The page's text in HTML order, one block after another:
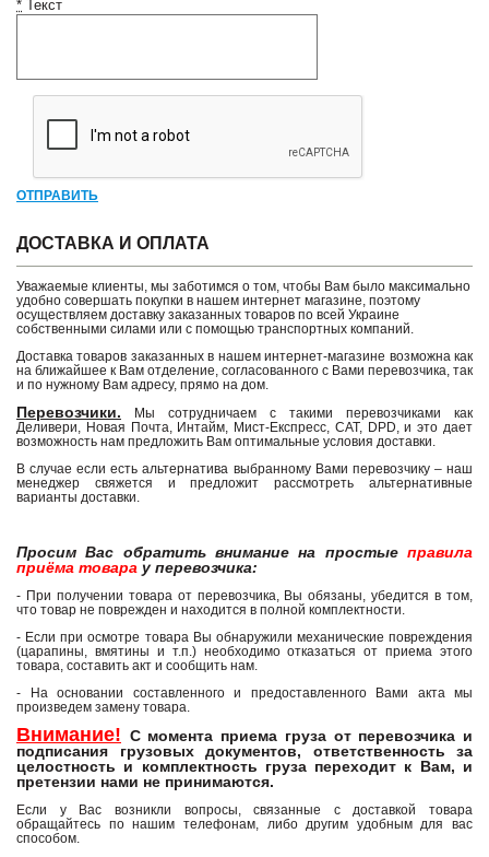
* Текст
ОТПРАВИТЬ
ДОСТАВКА И ОПЛАТА
Уважаемые клиенты, мы заботимся о том, чтобы Вам было максимально
удобно совершать покупки в нашем интернет магазине, поэтому
осуществляем доставку заказанных товаров по всей Украине
собственными силами или с помощью транспортных компаний.
Доставка товаров заказанных в нашем интернет-магазине возможна как
на ближайшее к Вам отделение, согласованного с Вами перевозчика, так
и по нужному Вам адресу, прямо на дом.
Перевозчики. Мы сотрудничаем с такими перевозчиками как
Деливери, Новая Почта, Интайм, Мист-Експресс, САТ, DPD, и это дает
возможность нам предложить Вам оптимальные условия доставки.
В случае если есть альтернатива выбранному Вами перевозчику – наш
менеджер свяжется и предложит рассмотреть альтернативные
варианты доставки.
Просим Вас обратить внимание на простые правила
приёма товара у перевозчика:
- При получении товара от перевозчика, Вы обязаны, убедится в том,
что товар не поврежден и находится в полной комплектности.
- Если при осмотре товара Вы обнаружили механические повреждения
(царапины, вмятины и т.п.) необходимо отказаться от приема этого
товара, составить акт и сообщить нам.
- На основании составленного и предоставленного Вами акта мы
произведем замену товара.
Внимание! С момента приема груза от перевозчика и
подписания грузовых документов, ответственность за
целостность и комплектность груза переходит к Вам, и
претензии нами не принимаются.
Если у Вас возникли вопросы, связанные с доставкой товара
обращайтесь по нашим телефонам, либо другим удобным для вас
способом.